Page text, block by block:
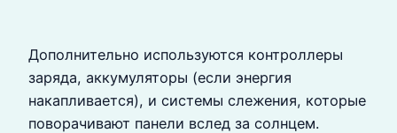
Дополнительно используются контроллеры
заряда, аккумуляторы (если энергия
накапливается), и системы слежения, которые
поворачивают панели вслед за солнцем.